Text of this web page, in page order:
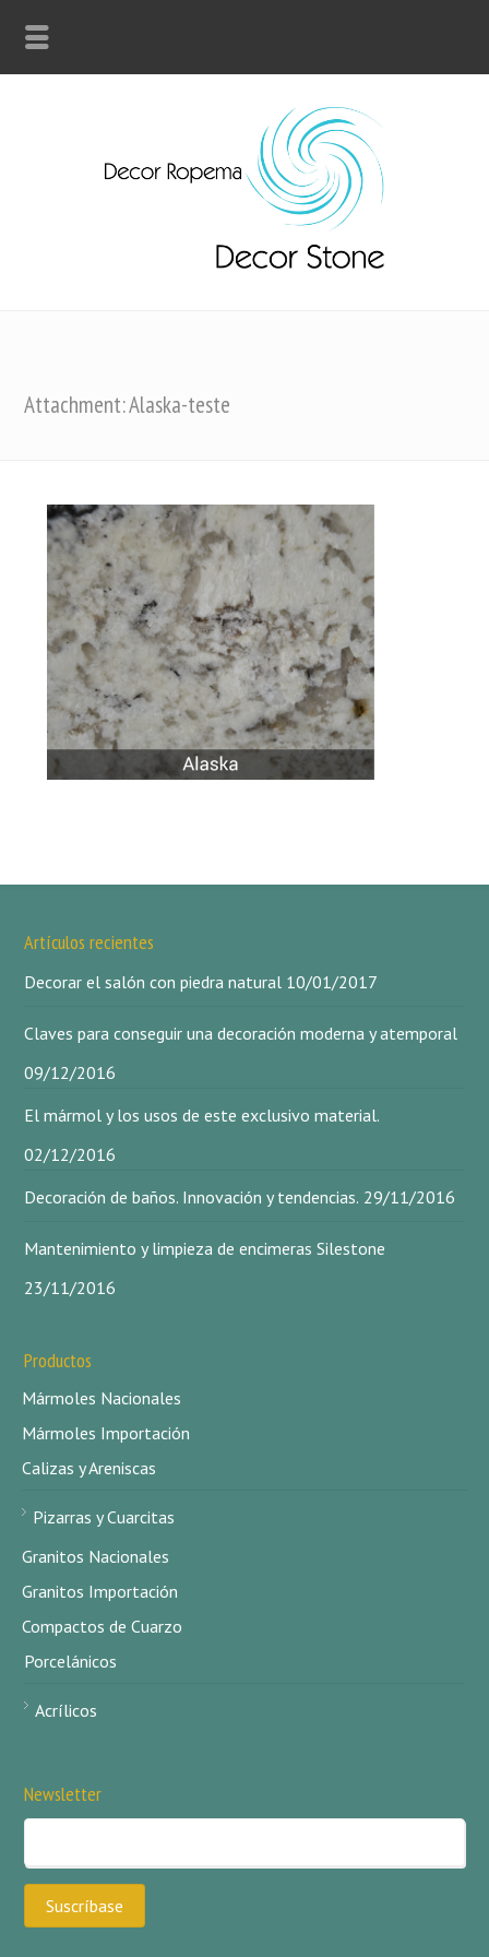
Attachment: Alaska-teste
Artículos recientes
Decorar el salón con piedra natural 10/01/2017
Claves para conseguir una decoración moderna y atemporal
09/12/2016
El mármol y los usos de este exclusivo material.
02/12/2016
Decoración de baños. Innovación y tendencias. 29/11/2016
Mantenimiento y limpieza de encimeras Silestone
23/11/2016
Productos
Mármoles Nacionales
Mármoles Importación
Calizas y Areniscas
Pizarras y Cuarcitas
Granitos Nacionales
Granitos Importación
Compactos de Cuarzo
Porcelánicos
Acrílicos
Newsletter